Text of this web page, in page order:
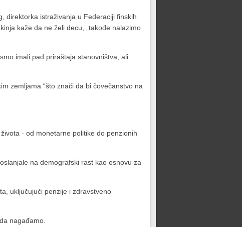
direktorka istraživanja u Federaciji finskih
kaže da ne želi decu, „takođe nalazimo
imali pad priraštaja stanovništva, ali
zemljama “što znači da bi čovečanstvo na
- od monetarne politike do penzionih
na demografski rast kao osnovu za
uključujući penzije i zdravstveno
nagađamo.